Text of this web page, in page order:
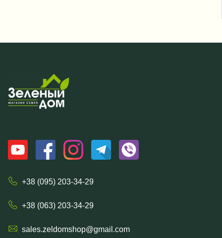
+38 (095) 203-34-29
+38 (063) 203-34-29
sales.zeldomshop@gmail.com